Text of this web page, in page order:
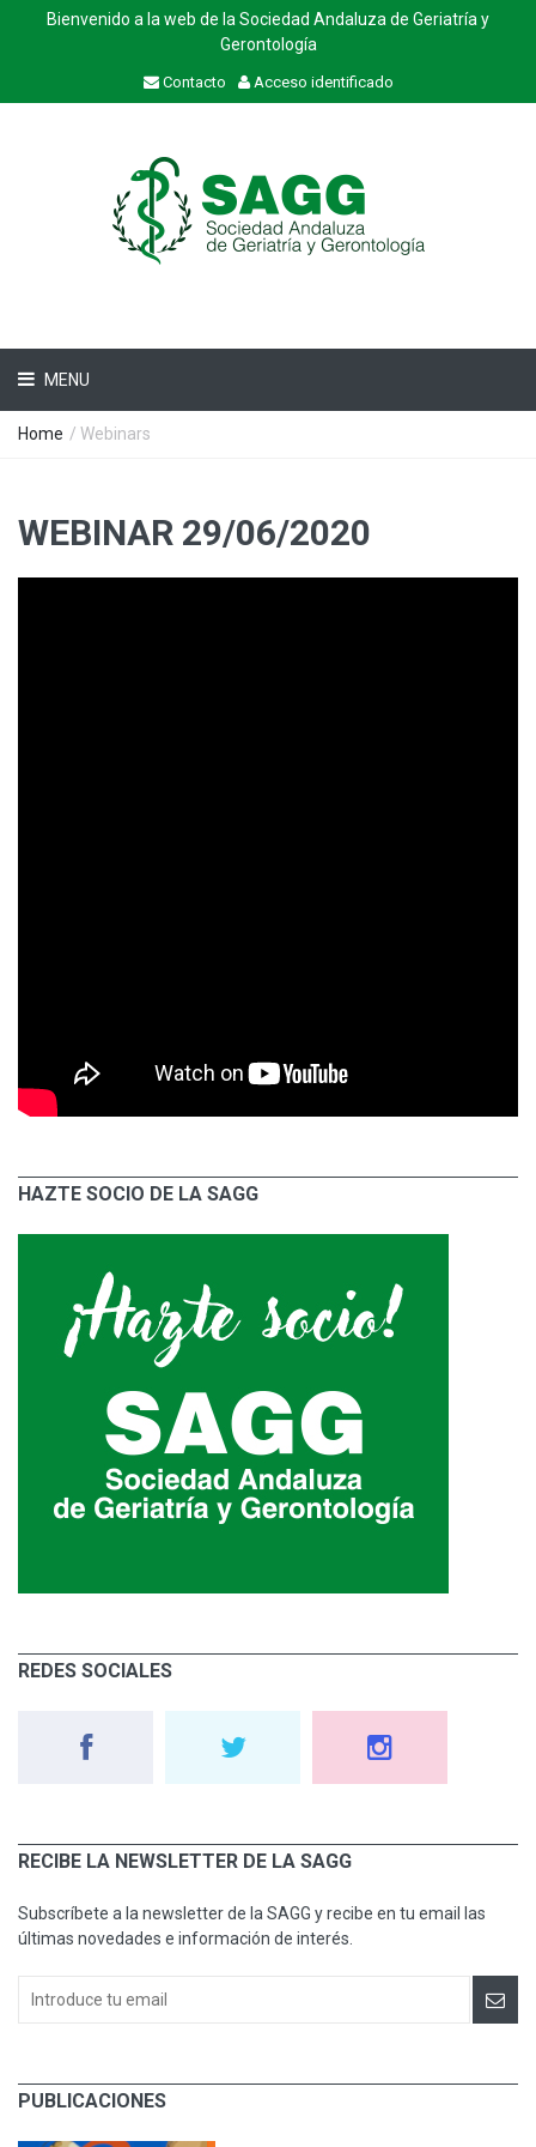
Bienvenido a la web de la Sociedad Andaluza de Geriatría y
Gerontología
Contacto Acceso identificado
MENU
Home / Webinars
WEBINAR 29/06/2020
HAZTE SOCIO DE LA SAGG
REDES SOCIALES
RECIBE LA NEWSLETTER DE LA SAGG
Subscríbete a la newsletter de la SAGG y recibe en tu email las
últimas novedades e información de interés.
PUBLICACIONES